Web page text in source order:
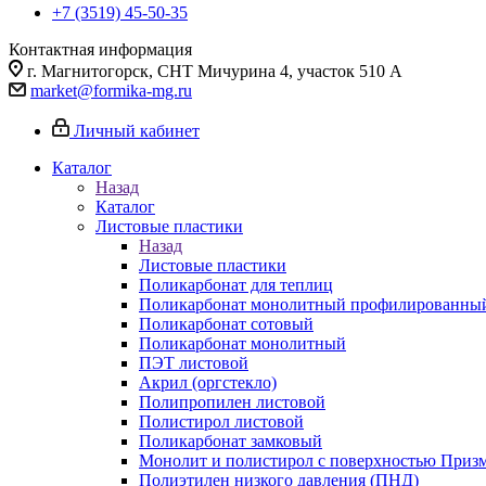
+7 (3519) 45-50-35
Контактная информация
г. Магнитогорск, СНТ Мичурина 4, участок 510 А
market@formika-mg.ru
Личный кабинет
Каталог
Назад
Каталог
Листовые пластики
Назад
Листовые пластики
Поликарбонат для теплиц
Поликарбонат монолитный
Поликарбонат сотовый
Поликарбонат монолитный
ПЭТ листовой
Акрил (оргстекло)
Полипропилен листовой
Полистирол листовой
Поликарбонат замковый
Монолит и полистирол с поверхностью
Полиэтилен низкого давления (ПНД)